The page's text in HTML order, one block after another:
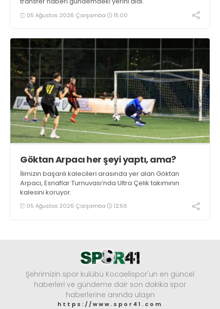
05 Ağustos 2026 Çarşamba 15:00
Göktan Arpacı her şeyi yaptı, ama?
İlimizin başarılı kalecileri arasında yer alan Göktan
Arpacı, Esnaflar Turnuvası’nda Ultra Çelik takımının
kalesini koruyor.
05 Ağustos 2026 Çarşamba 12:56
Şehrimizin spor kulübü Kocaelispor'un en güncel
haberleri ve gündeme dair son dakika spor
haberlerine anında ulaşın
https://www.spor41.com